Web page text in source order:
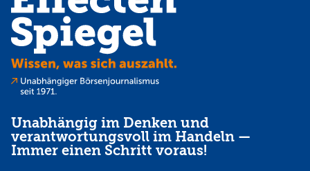
Unabhängig im Denken und
verantwortungsvoll im Handeln —
Immer einen Schritt voraus!